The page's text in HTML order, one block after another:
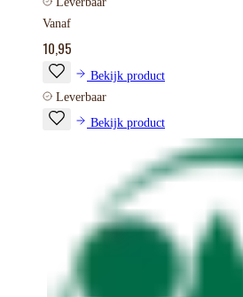
Vanaf
10,95
Bekijk product
Leverbaar
Bekijk product